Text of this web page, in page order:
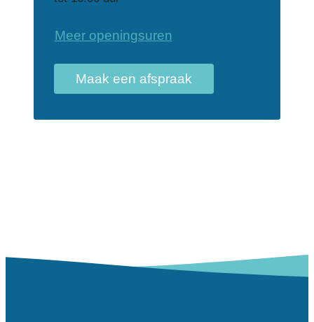
Meer openingsuren
Maak een afspraak